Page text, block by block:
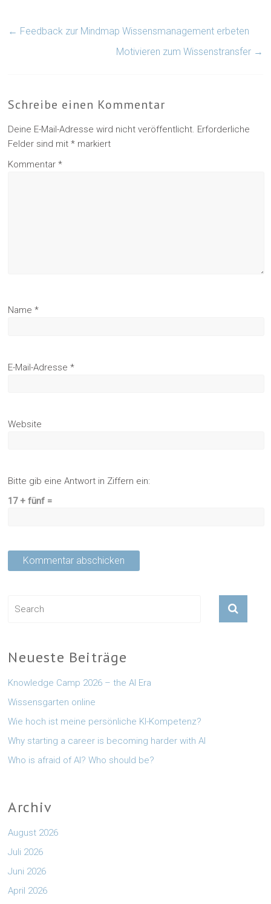
← Feedback zur Mindmap Wissensmanagement erbeten
Motivieren zum Wissenstransfer →
Schreibe einen Kommentar
Deine E-Mail-Adresse wird nicht veröffentlicht. Erforderliche
Felder sind mit* markiert
Kommentar*
Name*
E-Mail-Adresse*
Website
Bitte gib eine Antwort in Ziffern ein:
17 + fünf =
Neueste Beiträge
Knowledge Camp 2026 – the AI Era
Wissensgarten online
Wie hoch ist meine persönliche KI-Kompetenz?
Why starting a career is becoming harder with AI
Who is afraid of AI? Who should be?
Archiv
August 2026
Juli 2026
Juni 2026
April 2026